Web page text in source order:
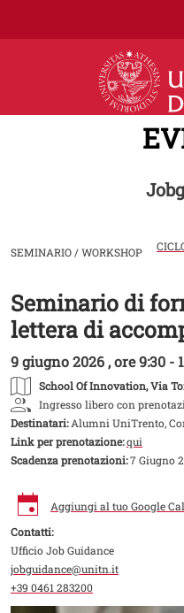
SEMINARIO / WORKSHOP
Image
Seminario di
lettera di
9 giugno 2026 , ore 9:30 -
School Of Innovation, Via
Ingresso libero con
Destinatari:Alumni UniTrento,
Link per prenotazione:qui
Scadenza prenotazioni:7 Giugno
Aggiungi al tuo Google
Contatti:
Ufficio Job Guidance
jobguidance@unitn.it
+39 0461 283200